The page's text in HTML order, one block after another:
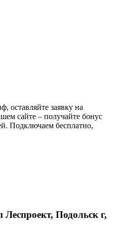
оставляйте заявку на
сайте – получайте бонус
Подключаем бесплатно,
Подольск г,